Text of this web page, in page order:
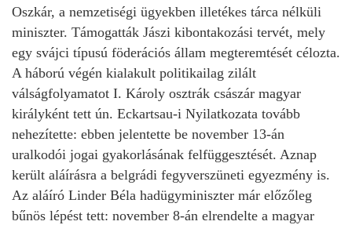
Oszkár, a nemzetiségi ügyekben illetékes tárca nélküli
miniszter. Támogatták Jászi kibontakozási tervét, mely
egy svájci típusú föderációs állam megteremtését célozta.
A háború végén kialakult politikailag zilált
válságfolyamatot I. Károly osztrák császár magyar
királyként tett ún. Eckartsau-i Nyilatkozata tovább
nehezítette: ebben jelentette be november 13-án
uralkodói jogai gyakorlásának felfüggesztését. Aznap
került aláírásra a belgrádi fegyverszüneti egyezmény is.
Az aláíró Linder Béla hadügyminiszter már előzőleg
bűnös lépést tett: november 8-án elrendelte a magyar